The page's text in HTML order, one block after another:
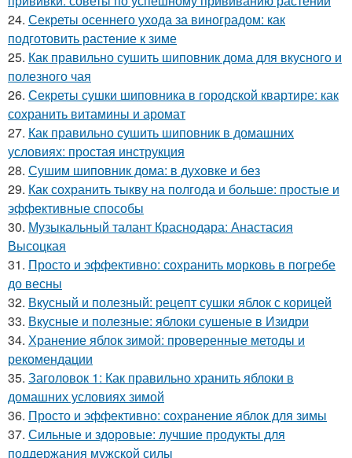
24. Секреты осеннего ухода за виноградом: как
подготовить растение к зиме
25. Как правильно сушить шиповник дома для вкусного и
полезного чая
26. Секреты сушки шиповника в городской квартире: как
сохранить витамины и аромат
27. Как правильно сушить шиповник в домашних
условиях: простая инструкция
28. Сушим шиповник дома: в духовке и без
29. Как сохранить тыкву на полгода и больше: простые и
эффективные способы
30. Музыкальный талант Краснодара: Анастасия
Высоцкая
31. Просто и эффективно: сохранить морковь в погребе
до весны
32. Вкусный и полезный: рецепт сушки яблок с корицей
33. Вкусные и полезные: яблоки сушеные в Изидри
34. Хранение яблок зимой: проверенные методы и
рекомендации
35. Заголовок 1: Как правильно хранить яблоки в
домашних условиях зимой
36. Просто и эффективно: сохранение яблок для зимы
37. Сильные и здоровые: лучшие продукты для
поддержания мужской силы